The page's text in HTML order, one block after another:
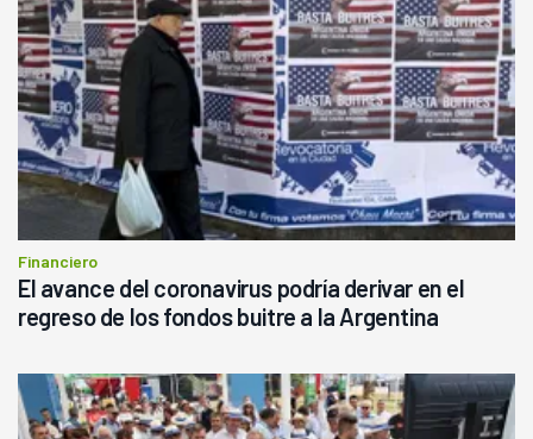
Financiero
El avance del coronavirus podría derivar en el
regreso de los fondos buitre a la Argentina